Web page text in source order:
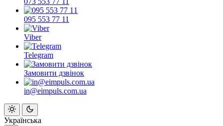
095 553 77 11
Viber
Telegram
Замовити дзвінок
in@eimpuls.com.ua
Українська